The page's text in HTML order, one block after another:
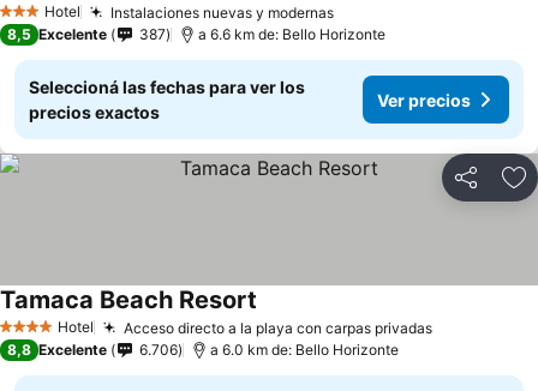
3 Estrellas
Hotel Instalaciones nuevas y modernas
8,5 Excelente 387 a 6.6 km de: Bello Horizonte
Seleccioná las fechas para ver los
precios exactos
Ver precios
Compartir
4 EstrellasHotel Acceso directo a la playa con carpas privadas
Tamaca Beach Resort
8,8 Excelente 6.706 a 6.0 km de: Bello Horizonte